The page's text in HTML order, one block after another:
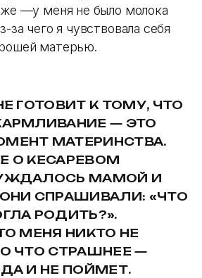
—у меня не было молока
за чего я чувствовала себя
матерью.
ГОТОВИТ К ТОМУ, ЧТО
— ЭТО
МАТЕРИНСТВА.
О КЕСАРЕВОМ
МАМОЙ И
СПРАШИВАЛИ: «ЧТО
РОДИТЬ?».
МЕНЯ НИКТО НЕ
ЧТО СТРАШНЕЕ —
И НЕ ПОЙМЕТ.